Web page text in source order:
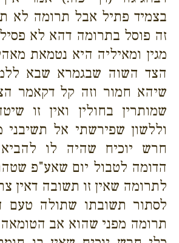
בצמיד פתיל אבל תרומה לא
זה פוסל בתרומה דהא לא פסיל
מגין ומאיליה היא נטמאת
הצד השוה שבגמרא שבא
שיהא חמור וזה קל דקאמר
שמותרין בחולין ואין זו
וללשון שפירשתי אל
חרש יוכיח שהיה לו
הדומה לטבול יום שאע"פ
לתרומה שאין זו תשובה דאין
לסתור תשובתו שתולה טעם
תרומה מפני שהוא אב